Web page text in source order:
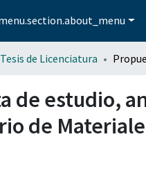
Tesis de Licenciatura
de estudio,
de